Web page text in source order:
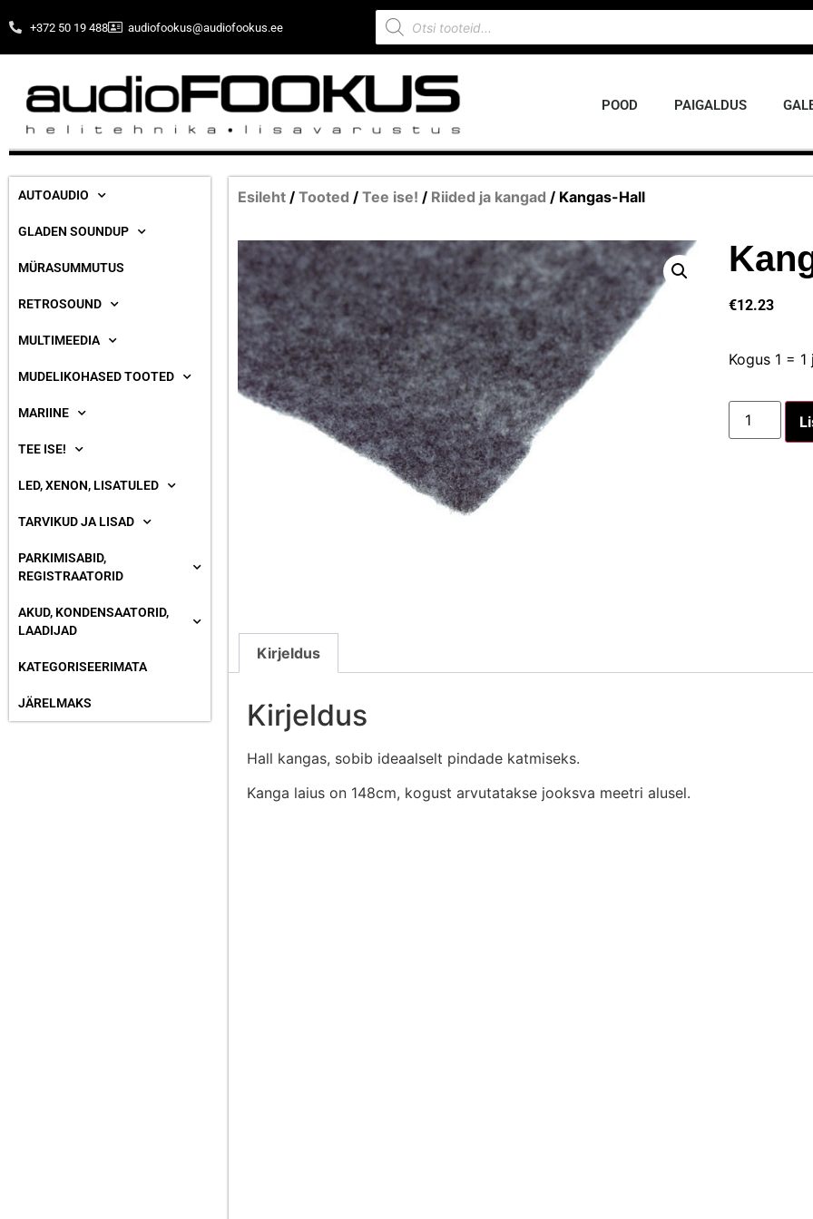
+372 50 19 488 audiofookus@audiofookus.ee
POOD PAIGALDUS
AUTOAUDIO
GLADEN SOUNDUP
MÜRASUMMUTUS
RETROSOUND
MULTIMEEDIA
MUDELIKOHASED TOOTED
MARIINE
TEE ISE!
LED, XENON, LISATULED
TARVIKUD JA LISAD
PARKIMISABID,
REGISTRAATORID
AKUD, KONDENSAATORID,
LAADIJAD
KATEGORISEERIMATA
JÄRELMAKS
Esileht/ Tooted / Tee ise! / Riided ja kangad / Kangas-Hall
€12.23
Kogus 1 =
Kirjeldus
Kirjeldus
Hall kangas, sobib ideaalselt pindade katmiseks.
Kanga laius on 148cm, kogust arvutatakse jooksva meetri alusel.